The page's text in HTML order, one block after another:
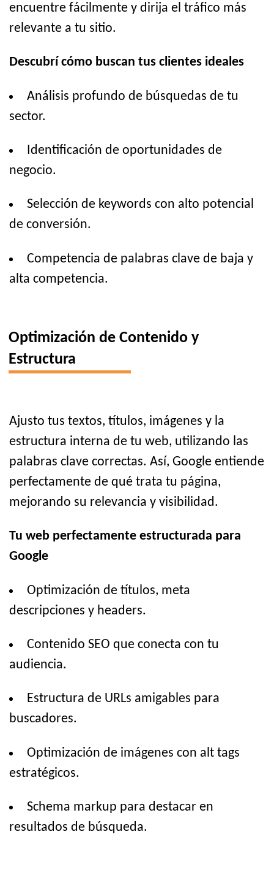
encuentre fácilmente y dirija el tráfico más
relevante a tu sitio.
Descubrí cómo buscan tus clientes ideales
Análisis profundo de búsquedas de tu
sector.
Identificación de oportunidades de
negocio.
Selección de keywords con alto potencial
de conversión.
Competencia de palabras clave de baja y
alta competencia.
Optimización de Contenido y
Estructura
Ajusto tus textos, títulos, imágenes y la
estructura interna de tu web, utilizando las
palabras clave correctas. Así, Google entiende
perfectamente de qué trata tu página,
mejorando su relevancia y visibilidad.
Tu web perfectamente estructurada para
Google
Optimización de títulos, meta
descripciones y headers.
Contenido SEO que conecta con tu
audiencia.
Estructura de URLs amigables para
buscadores.
Optimización de imágenes con alt tags
estratégicos.
Schema markup para destacar en
resultados de búsqueda.